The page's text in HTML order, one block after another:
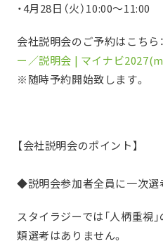
・4月28日（火）10:00～11:00
会社説明会のご予約はこちら：
ー／説明会 | マイナビ
※随時予約開始致します。
【会社説明会のポイント】
◆説明会参加者全員に一次
スタイラジーでは「人柄重視
類選考はありません。